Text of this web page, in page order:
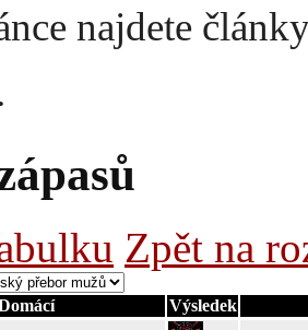
najdete
Zpět na
Výsledek